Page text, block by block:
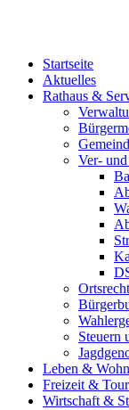
Startseite
Aktuelles
Rathaus &
Ver-
Steuern
Leben &
Freizeit &
Wirtschaft &